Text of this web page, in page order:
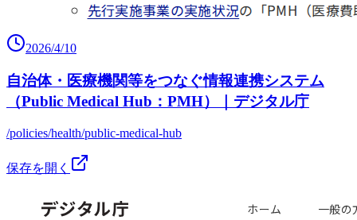
2026/4/10
自治体・医療機関等をつなぐ情報連携システム
（Public Medical Hub：PMH）｜デジタル庁
/policies/health/public-medical-hub
保存を開く